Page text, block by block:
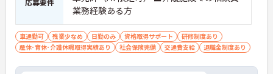
業務経験ある方
車通勤可 残業少なめ 日勤のみ 資格取得サポート
研修制度あり
産休･育休･介護休暇取得実績あり
社会保険完備 交通費支給 退職金制度あり